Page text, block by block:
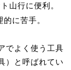
山行に便利。
に苦手。
でよく使う工具
）と呼ばれてい